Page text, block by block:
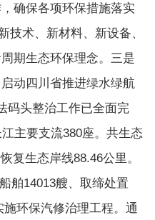
确保各项环保措施落实
技术、新材料、新设备、
期生态环保理念。三是
动四川省推进绿水绿航
码头整治工作已全面完
主要支流380座。共生态
复生态岸线88.46公里。
舶14013艘、取缔处置
环保汽修治理工程。通